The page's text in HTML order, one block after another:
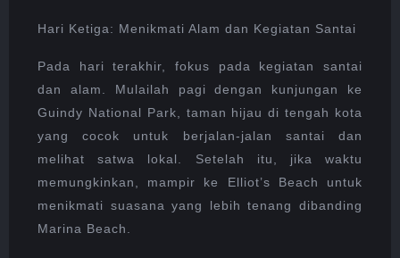
Hari Ketiga: Menikmati Alam dan Kegiatan Santai
Pada hari terakhir, fokus pada kegiatan santai
dan alam. Mulailah pagi dengan kunjungan ke
Guindy National Park, taman hijau di tengah kota
yang cocok untuk berjalan-jalan santai dan
melihat satwa lokal. Setelah itu, jika waktu
memungkinkan, mampir ke Elliot’s Beach untuk
menikmati suasana yang lebih tenang dibanding
Marina Beach.